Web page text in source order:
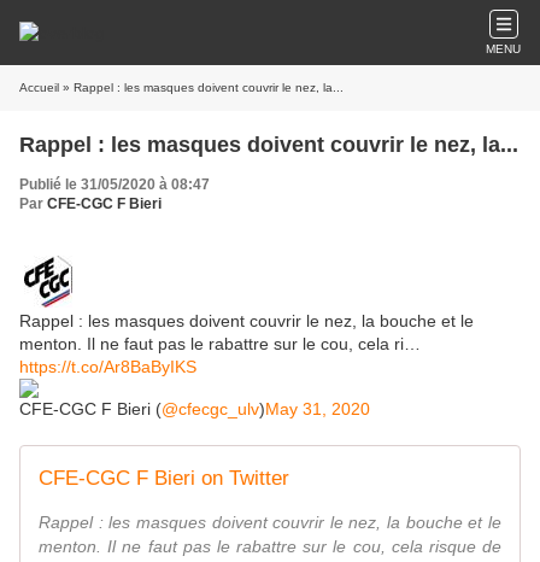
MENU
Accueil » Rappel : les masques doivent couvrir le nez, la...
Rappel : les masques doivent couvrir le nez, la...
Publié le 31/05/2020 à 08:47
Par CFE-CGC F Bieri
Rappel : les masques doivent couvrir le nez, la bouche et le
menton. Il ne faut pas le rabattre sur le cou, cela ri…
https://t.co/Ar8BaByIKS
CFE-CGC F Bieri (@cfecgc_ulv)May 31, 2020
CFE-CGC F Bieri on Twitter
Rappel : les masques doivent couvrir le nez, la bouche et le
menton. Il ne faut pas le rabattre sur le cou, cela risque de